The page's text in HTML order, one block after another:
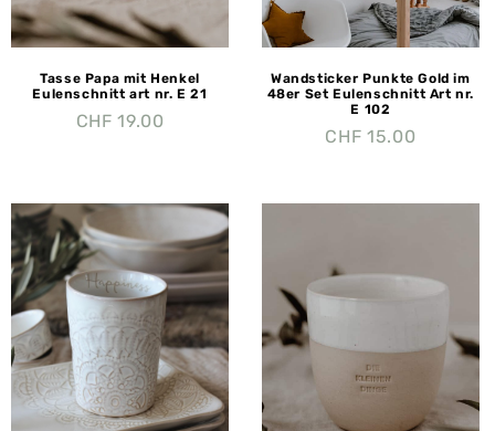
Tasse Papa mit Henkel
Eulenschnitt art nr. E 21
CHF 19.00
Wandsticker Punkte Gold im
48er Set Eulenschnitt Art nr.
E 102
CHF 15.00